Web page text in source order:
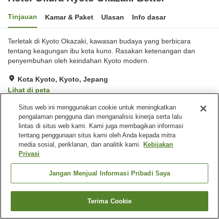
Tinjauan Kamar & Paket Ulasan Info dasar
Terletak di Kyoto Okazaki, kawasan budaya yang berbicara
tentang keagungan ibu kota kuno. Rasakan ketenangan dan
penyembuhan oleh keindahan Kyoto modern.
Kota Kyoto, Kyoto, Jepang
Lihat di peta
Hebat Ulasan:59
Fasilitas properti
Wi-Fi
Restoran
Lounge
Beranda Jepang Kyoto
Kota Kyoto
Hotel Okura Kyoto Okazaki Bettei
Cari kamar
Situs web ini menggunakan cookie untuk meningkatkan
pengalaman pengguna dan menganalisis kinerja serta lalu
lintas di situs web kami. Kami juga membagikan informasi
tentang penggunaan situs kami oleh Anda kepada mitra
media sosial, periklanan, dan analitik kami. Kebijakan
Privasi
Jangan Menjual Informasi Pribadi Saya
Terima Cookie